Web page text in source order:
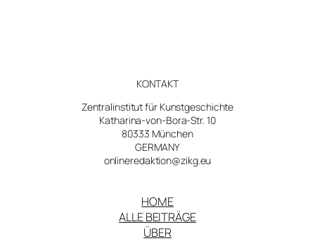
ÖkologieKONTAKT
Zentralinstitut für Kunstgeschichte
Katharina-von-Bora-Str. 10
80333 München
GERMANY
onlineredaktion@zikg.eu
HOME
ALLE BEITRÄGE
ÜBER